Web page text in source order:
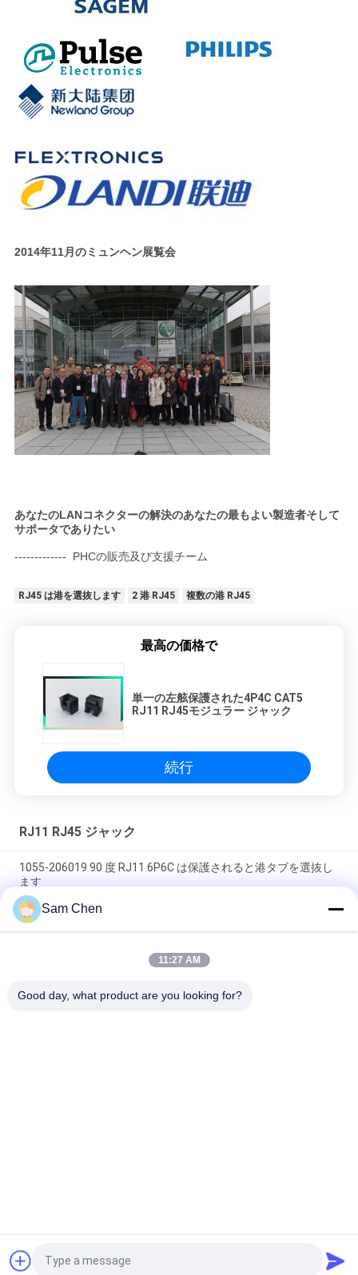
2014年11月のミュンヘン展覧会
あなたのLANコネクターの解決のあなたの最もよい製造者そして
サポータでありたい
------------- PHCの販売及び支援チーム
RJ45 は港を選抜します 2 港 RJ45 複数の港 RJ45
最高の価格で
単一の左舷保護された4P4C CAT5
RJ11 RJ45モジュラー ジャック
続行
RJ11 RJ45 ジャック
1055-206019 90 度 RJ11 6P6C は保護されると港タブを選抜し
ます
6P6C/6P4C/RJ11 6P2C/90 度は RJ45 コネクターのプラスチッ
ク イーサネット単一の港を保護しました
6P6C 90 程度 RJ11 RJ45 モジュラー ジャックの Rj45 データ ジ
Sam Chen
11:27 AM
Good day, what product are you looking for?